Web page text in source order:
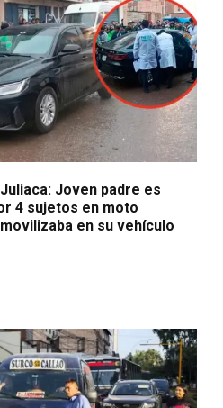
Joven padre es
4 sujetos en moto
en su vehículo
después